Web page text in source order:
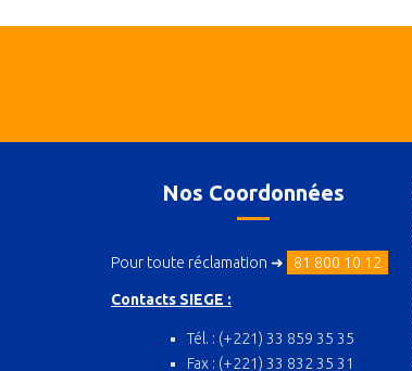
Nos Coordonnées
Pour toute réclamation ➜ 81 800 10 12
Contacts SIEGE :
Tél. : (+221) 33 859 35 35
Fax : (+221) 33 832 35 31